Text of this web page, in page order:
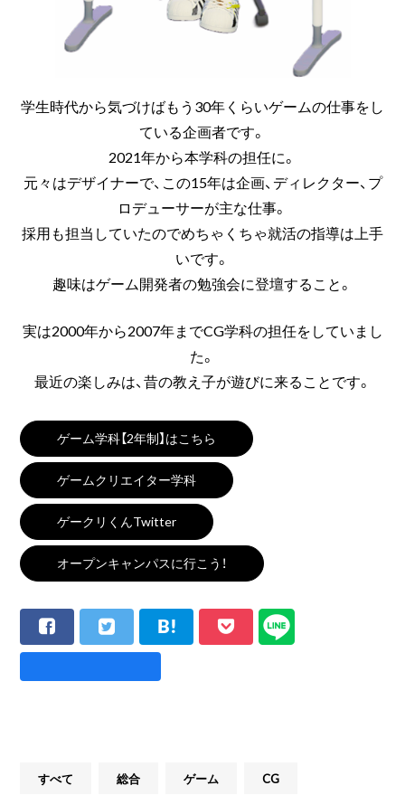
学生時代から気づけばもう30年くらいゲームの仕事をし
ている企画者です。
2021年から本学科の担任に。
元々はデザイナーで、この15年は企画、ディレクター、プ
ロデューサーが主な仕事。
採用も担当していたのでめちゃくちゃ就活の指導は上手
いです。
趣味はゲーム開発者の勉強会に登壇すること。
実は2000年から2007年までCG学科の担任をしていまし
た。
最近の楽しみは、昔の教え子が遊びに来ることです。
ゲーム学科【2年制】はこちら
ゲームクリエイター学科
ゲークリくんTwitter
オープンキャンパスに行こう！
すべて 総合 ゲーム CG